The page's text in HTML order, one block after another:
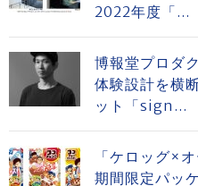
2022年度「...
博報堂プロダ
体験設計を横
ット「sign...
「ケロッグ×
期間限定パッ